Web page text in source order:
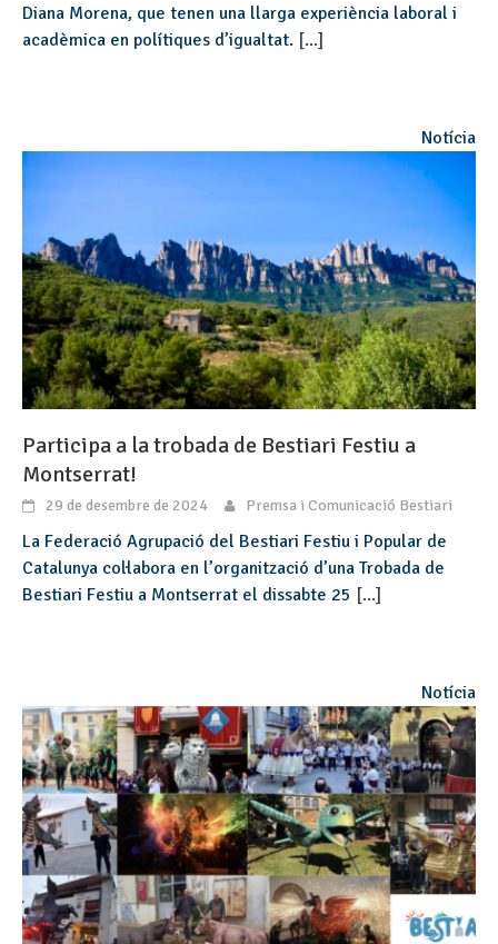
Diana Morena, que tenen una llarga experiència laboral i
acadèmica en polítiques d’igualtat. [...]
Notícia
Participa a la trobada de Bestiari Festiu a
Montserrat!
29 de desembre de 2024 Premsa i Comunicació Bestiari
La Federació Agrupació del Bestiari Festiu i Popular de
Catalunya col·labora en l’organització d’una Trobada de
Bestiari Festiu a Montserrat el dissabte 25 [...]
Notícia